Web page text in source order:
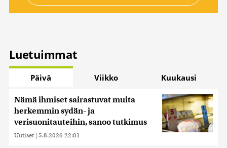
Luetuimmat
Päivä Viikko Kuukausi
Nämä ihmiset sairastuvat muita
herkemmin sydän- ja
verisuonitauteihin, sanoo tutkimus
Uutiset | 5.8.2026 22:01